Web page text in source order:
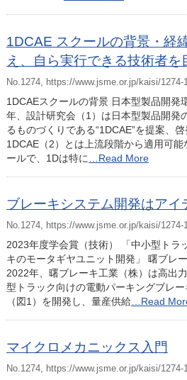
1DCAE スクールの背景・経
え、自ら実行できる技術者
No.1274, https://www.jsme.or.jp/kaisi/1274-
1DCAEスクールの背景 日本型製品開発
年、設計研究会（1）は日本型製品開発
るものづくりである“1DCAE”を提案、
1DCAE（2）とは上流段階から適用可
ールで、1Dは特に
…Read More
ブレーキシステム開発はアイ
No.1274, https://www.jsme.or.jp/kaisi/1274-
2023年度学会賞（技術） 「中小型トラ
キのモータギヤユニット開発」 曙ブレ
2022年、曙ブレーキ工業（株）は高出
型トラック向けの電動パーキングブレー
（図1）を開発し、量産供給 …Read
マイクロメカニックス入門
No.1274, https://www.jsme.or.jp/kaisi/1274-